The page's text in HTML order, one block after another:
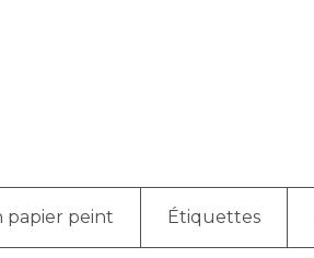
papier peint Étiquettes